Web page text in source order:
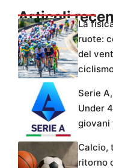
Articoli
La
ruote:
del
Serie
Under
giovani
Calcio,
ritorno